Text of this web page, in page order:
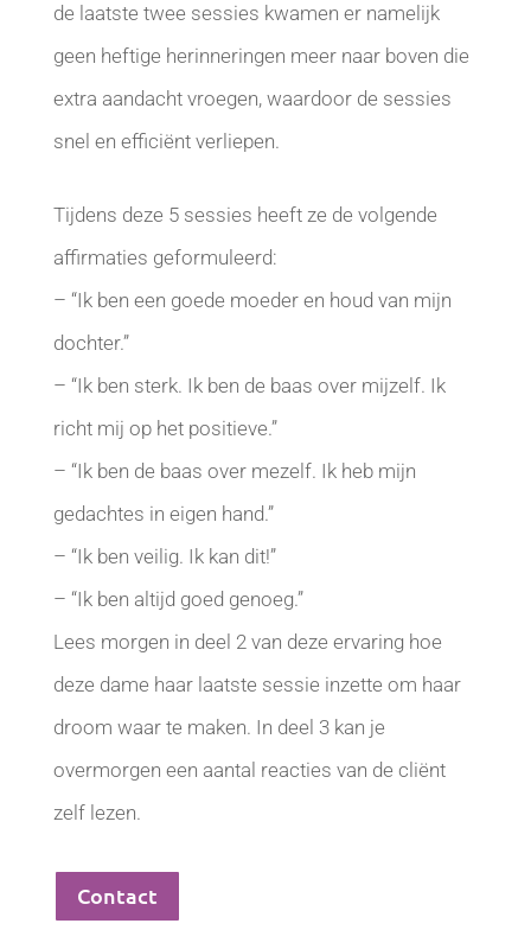
de laatste twee sessies kwamen er namelijk
geen heftige herinneringen meer naar boven die
extra aandacht vroegen, waardoor de sessies
snel en efficiënt verliepen.
Tijdens deze 5 sessies heeft ze de volgende
affirmaties geformuleerd:
– “Ik ben een goede moeder en houd van mijn
dochter.”
– “Ik ben sterk. Ik ben de baas over mijzelf. Ik
richt mij op het positieve.”
– “Ik ben de baas over mezelf. Ik heb mijn
gedachtes in eigen hand.”
– “Ik ben veilig. Ik kan dit!”
– “Ik ben altijd goed genoeg.”
Lees morgen in deel 2 van deze ervaring hoe
deze dame haar laatste sessie inzette om haar
droom waar te maken. In deel 3 kan je
overmorgen een aantal reacties van de cliënt
zelf lezen.
Contact